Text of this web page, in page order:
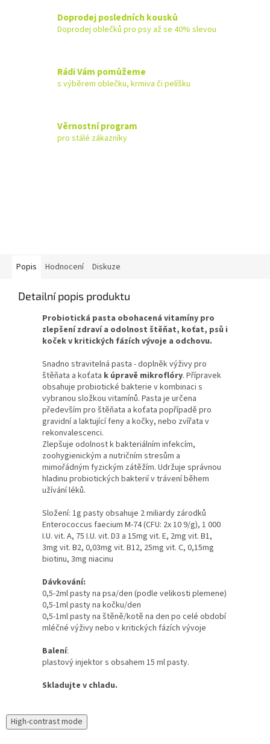
Doprodej posledních kousků
Doprodej oblečků pro psy až se 40% slevou
Rádi Vám pomůžeme
s výběrem oblečku, krmiva či pelíšku
Věrnostní program
pro stálé zákazníky
Popis Hodnocení Diskuze
Detailní popis produktu
Probiotická pasta obohacená vitamíny pro
zlepšení zdraví a odolnost štěňat, koťat, psů i
koček v kritických fázích vývoje a odchovu.
Snadno stravitelná pasta - doplněk výživy pro
štěňata a koťata k úpravě mikroflóry. Přípravek
obsahuje probiotické bakterie v kombinaci s
vybranou složkou vitamínů. Pasta je určena
především pro štěňata a koťata popřípadě pro
gravidní a laktující feny a kočky, nebo zvířata v
rekonvalescenci.
Zlepšuje odolnost k bakteriálním infekcím,
zoohygienickým a nutričním stresům a
mimořádným fyzickým zátěžím. Udržuje správnou
hladinu probiotických bakterií v trávení během
užívání léků.
Složení: 1g pasty obsahuje 2 miliardy zárodků
Enterococcus faecium M-74 (CFU: 2x 10 9/g), 1 000
I.U. vit. A, 75 I.U. vit. D3 a 15mg vit. E, 2mg vit. B1,
3mg vit. B2, 0,03mg vit. B12, 25mg vit. C, 0,15mg
biotinu, 3mg niacinu
Dávkování:
0,5-2ml pasty na psa/den (podle velikosti plemene)
0,5-1ml pasty na kočku/den
0,5-1ml pasty na štěně/kotě na den po celé období
mléčné výživy nebo v kritických fázích vývoje
Balení:
plastový injektor s obsahem 15 ml pasty.
Skladujte v chladu.
High-contrast mode